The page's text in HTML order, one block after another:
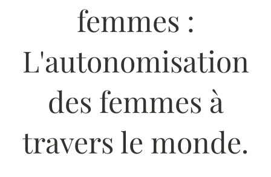
femmes :
L'autonomisation
des femmes à
travers le monde.